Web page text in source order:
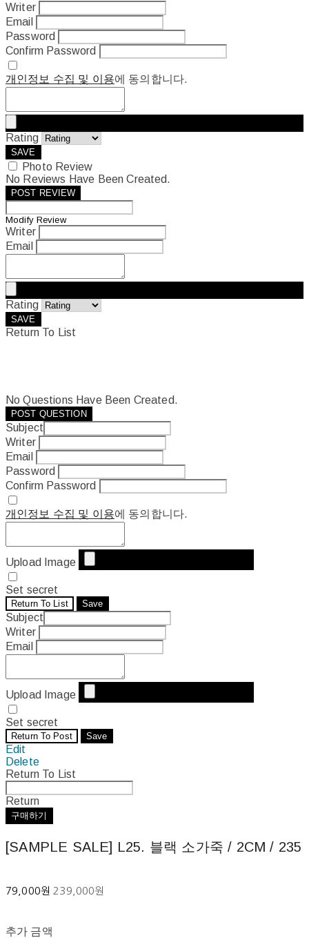
Writer
Email
Password
Confirm Password
개인정보 수집 및 이용에 동의합니다.
Rating
SAVE
Photo Review
No Reviews Have Been Created.
POST REVIEW
Modify Review
Writer
Email
Rating
SAVE
Return To List
No Questions Have Been Created.
POST QUESTION
Subject
Writer
Email
Password
Confirm Password
개인정보 수집 및 이용에 동의합니다.
Upload Image
Set secret
Return To List Save
Subject
Writer
Email
Upload Image
Set secret
Return To Post Save
Edit
Delete
Return To List
Return
구매하기
[SAMPLE SALE] L25. 블랙 소가죽 / 2CM / 235
79,000원 239,000원
추가 금액